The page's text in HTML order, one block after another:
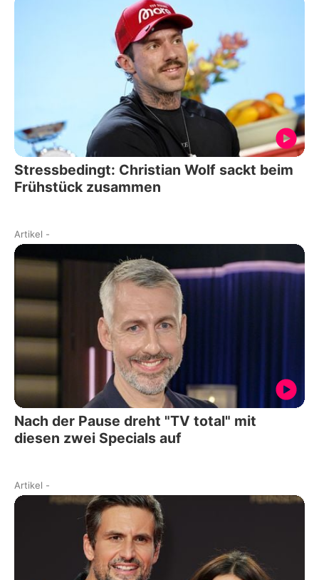
Stressbedingt: Christian Wolf sackt beim
Frühstück zusammen
Artikel -
Nach der Pause dreht "TV total" mit
diesen zwei Specials auf
Artikel -